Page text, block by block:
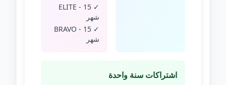
✓ ELITE - 15
شهر
✓ BRAVO - 15
شهر
اشتراكات سنة واحدة